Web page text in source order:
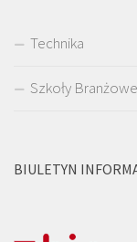
Technika
Szkoły Branżowe
BIULETYN